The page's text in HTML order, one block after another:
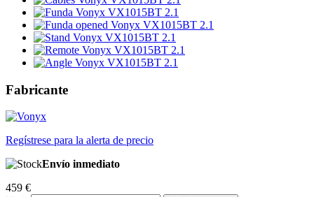
Fabricante
Regístrese para la alerta de precio
Envío inmediato
459 €